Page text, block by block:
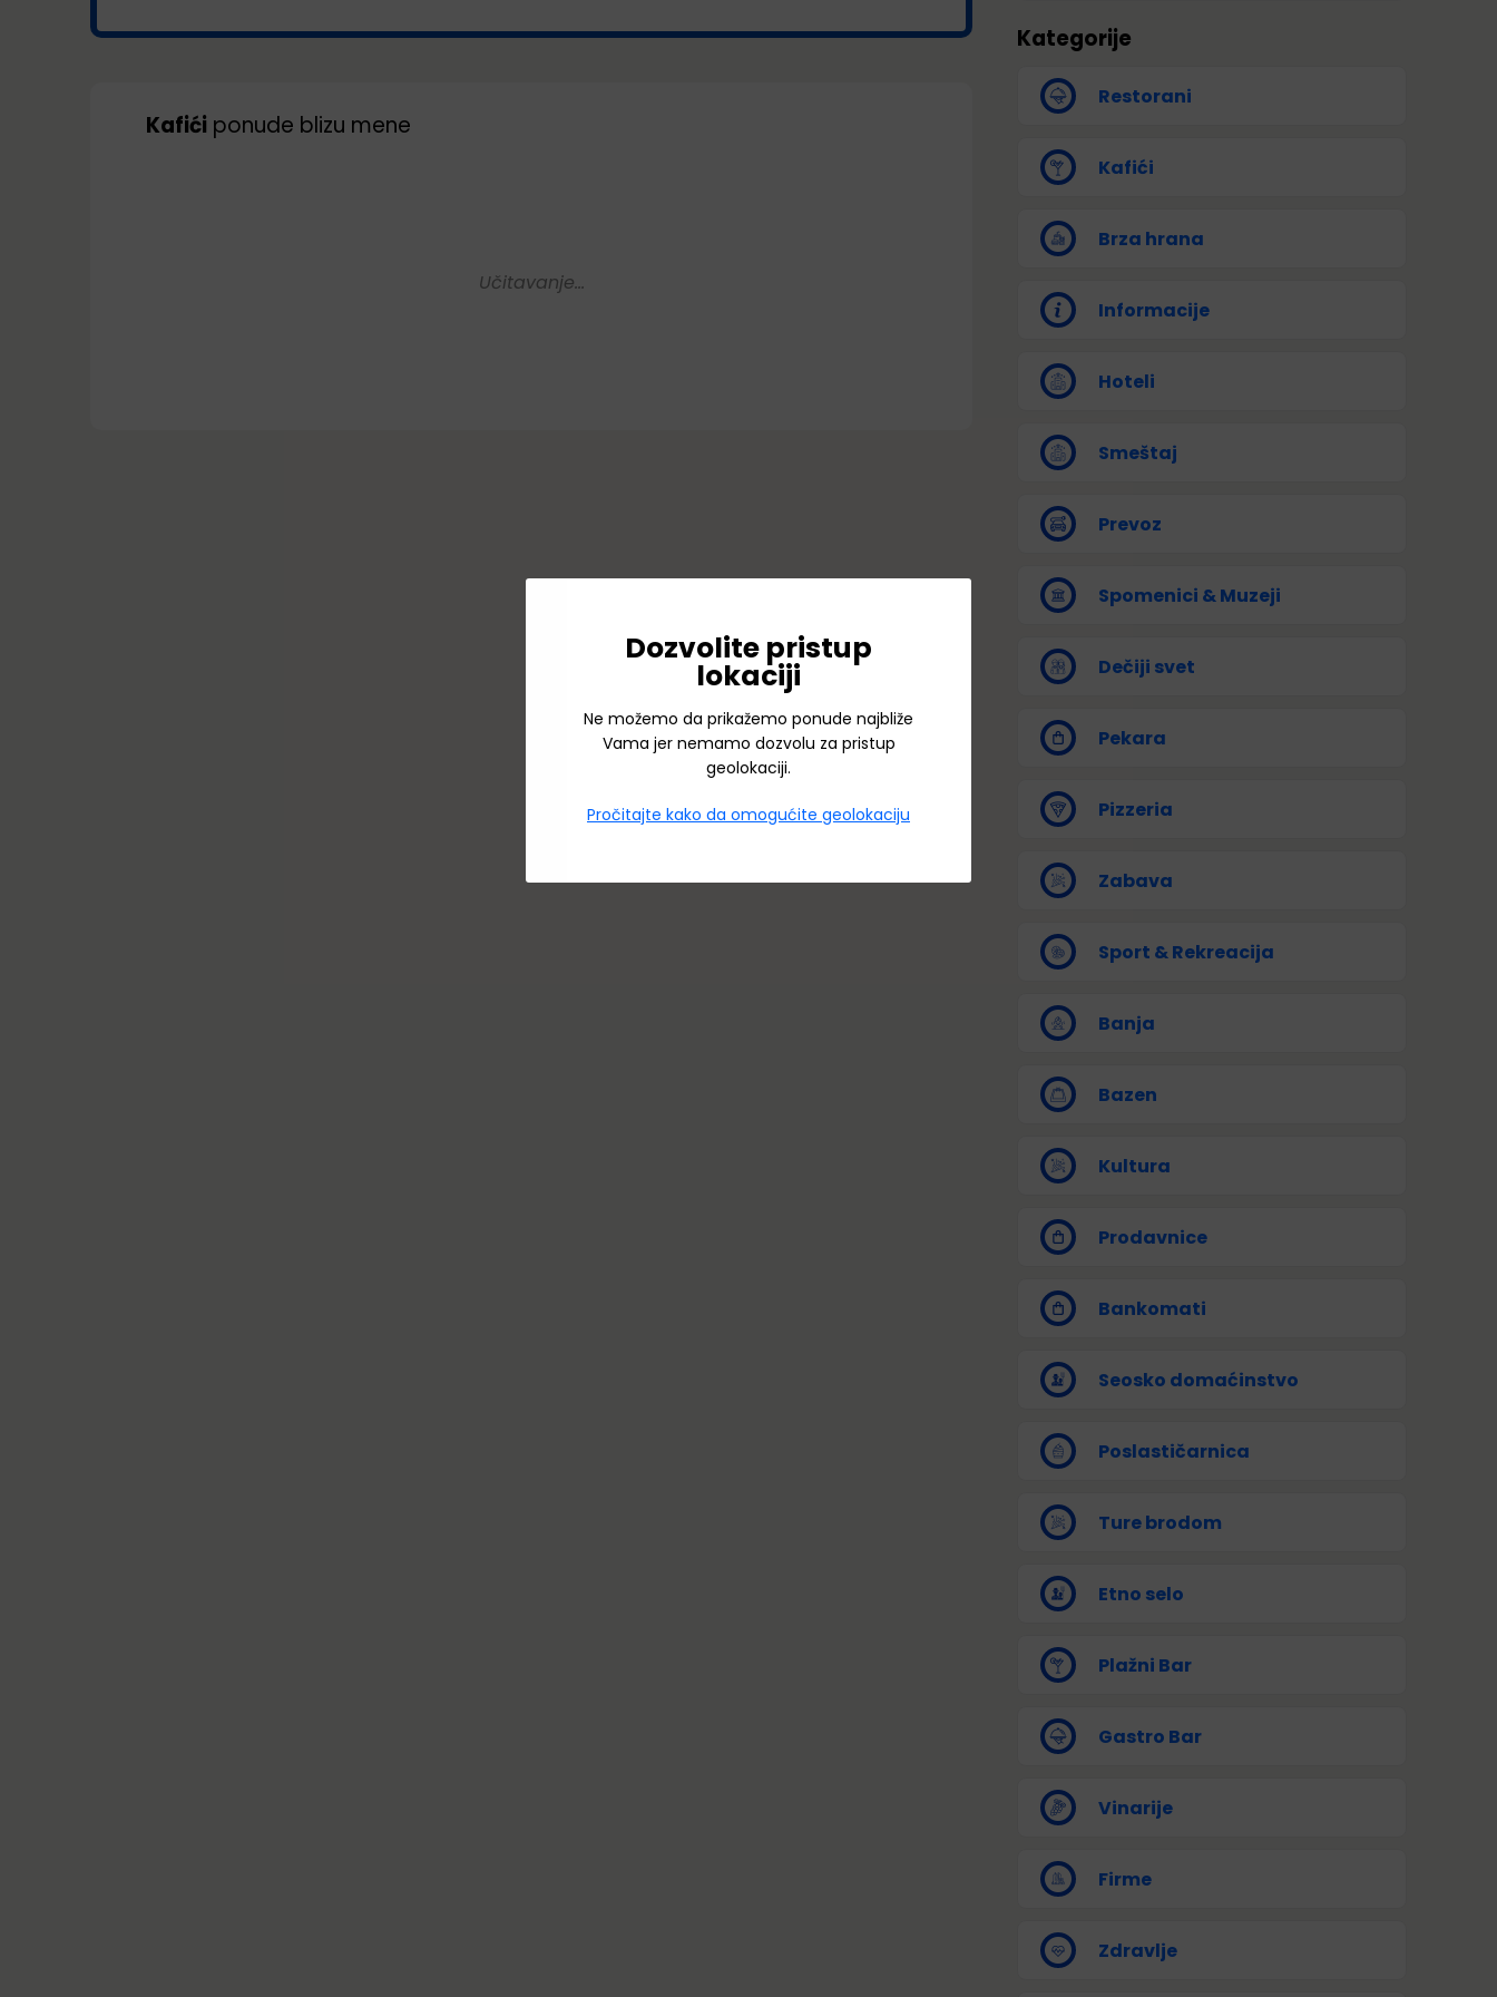
Kategorije
Restorani
Kafići
Brza hrana
Informacije
Hoteli
Smeštaj
Prevoz
Spomenici & Muzeji
Dečiji svet
Pekara
Pizzeria
Zabava
Sport & Rekreacija
Banja
Bazen
Kultura
Prodavnice
Bankomati
Seosko domaćinstvo
Poslastičarnica
Ture brodom
Etno selo
Plažni Bar
Gastro Bar
Vinarije
Firme
Zdravlje
Kafići ponude blizu mene
Učitavanje...
Dozvolite pristup
lokaciji
Ne možemo da prikažemo ponude najbliže
Vama jer nemamo dozvolu za pristup
geolokaciji.
Pročitajte kako da omogućite geolokaciju